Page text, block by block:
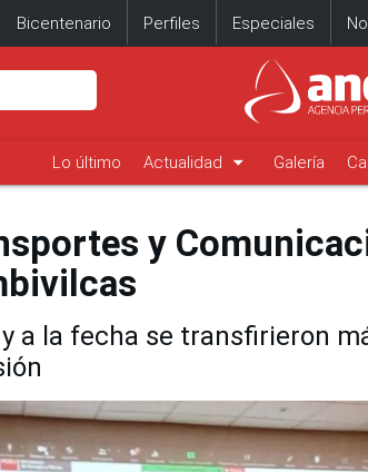
Bicentenario Perfiles Especiales
Lo último Actualidad arrow_drop_down Galería
y
a la fecha se transfirieron